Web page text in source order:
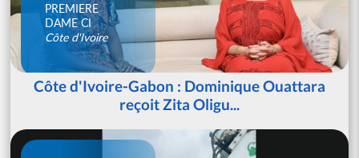
PREMIERE
DAME CI
Côte d'Ivoire
Côte d'Ivoire-Gabon : Dominique Ouattara
reçoit Zita Oligu...